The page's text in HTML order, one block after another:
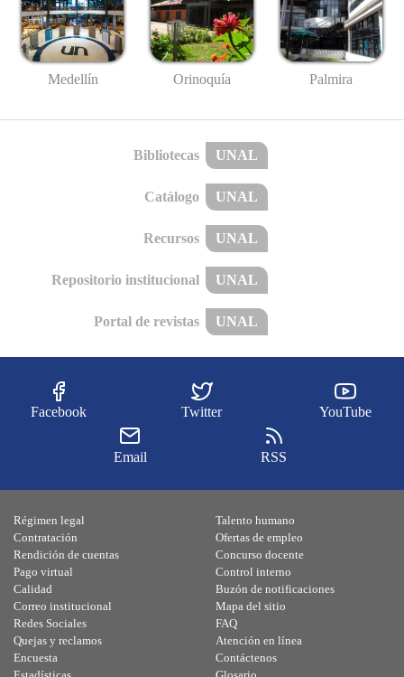
Medellín Orinoquía Palmira
Bibliotecas UNAL
Catálogo UNAL
Recursos UNAL
Repositorio institucional UNAL
Portal de revistas UNAL
Facebook Twitter YouTube
Email RSS
Régimen legal
Contratación
Rendición de cuentas
Pago virtual
Calidad
Talento humano
Ofertas de empleo
Concurso docente
Control interno
Buzón de notificaciones
Correo institucional
Redes Sociales
Quejas y reclamos
Encuesta
Mapa del sitio
FAQ
Atención en línea
Contáctenos